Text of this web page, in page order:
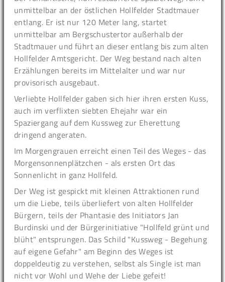
unmittelbar an der östlichen Hollfelder Stadtmauer
entlang. Er ist nur 120 Meter lang, startet
unmittelbar am Bergschustertor außerhalb der
Stadtmauer und führt an dieser entlang bis zum alten
Hollfelder Amtsgericht. Der Weg bestand nach alten
Erzählungen bereits im Mittelalter und war nur
provisorisch ausgebaut.
Verliebte Hollfelder gaben sich hier ihren ersten Kuss,
auch im verflixten siebten Ehejahr war ein
Spaziergang auf dem Kussweg zur Eherettung
dringend angeraten.
Im Morgengrauen erreicht einen Teil des Weges - das
Morgensonnenplätzchen - als ersten Ort das
Sonnenlicht in ganz Hollfeld.
Der Weg ist gespickt mit kleinen Attraktionen rund
um die Liebe, teils überliefert von alten Hollfelder
Bürgern, teils der Phantasie des Initiators Jan
Burdinski und der Bürgerinitiative "Hollfeld grünt und
blüht" entsprungen. Das Schild "Kussweg - Begehung
auf eigene Gefahr" am Beginn des Weges ist
doppeldeutig zu verstehen, selbst als Single ist man
nicht vor Wohl und Wehe der Liebe gefeit!